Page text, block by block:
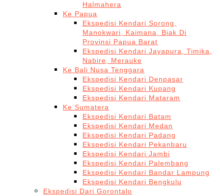
Halmahera
Ke Papua
Ekspedisi Kendari Sorong,
Manokwari, Kaimana, Biak Di
Provinsi Papua Barat
Ekspedisi Kendari Jayapura, Timika,
Nabire, Merauke
Ke Bali Nusa Tenggara
Ekspedisi Kendari Denpasar
Ekspedisi Kendari Kupang
Ekspedisi Kendari Mataram
Ke Sumatera
Ekspedisi Kendari Batam
Ekspedisi Kendari Medan
Ekspedisi Kendari Padang
Ekspedisi Kendari Pekanbaru
Ekspedisi Kendari Jambi
Ekspedisi Kendari Palembang
Ekspedisi Kendari Bandar Lampung
Ekspedisi Kendari Bengkulu
Ekspedisi Dari Gorontalo